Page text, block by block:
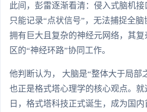
此间，彭雷逐渐看清：侵入式脑机接
只能记录“点状信号”，无法捕捉全
拥有巨大且复杂的神经元网络，其
区的“神经环路”协同工作。
他判断认为， 大脑是“整体大于局部
也正是格式塔心理学的核心观点。就
日，格式塔科技正式诞生，成为国